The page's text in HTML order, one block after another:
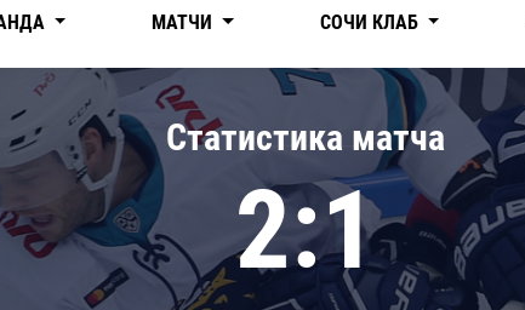
Нефтехимик
Трактор
Дивизион Чернышева
Авангард
Адмирал
КХЛ
МАТЧИ СОЧИ КЛАБ
Статистика матча
2:1